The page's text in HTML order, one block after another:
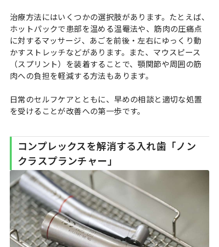
治療方法にはいくつかの選択肢があります。たとえば、
ホットパックで患部を温める温罨法や、筋肉の圧痛点
に対するマッサージ、あごを前後・左右にゆっくり動
かすストレッチなどがあります。また、マウスピース
（スプリント）を装着することで、顎関節や周囲の筋
肉への負担を軽減する方法もあります。
日常のセルフケアとともに、早めの相談と適切な処置
を受けることが改善への第一歩です。
コンプレックスを解消する入れ歯「ノン
クラスプランチャー」